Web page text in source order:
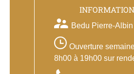
Bedu Pierre-Albin
Ouverture
8h00 à 19h00 sur